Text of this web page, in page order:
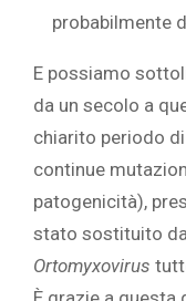
probabilmente
E possiamo
da un secolo a
chiarito periodo
continue
patogenicità),
stato sostituito
Ortomyxovirus